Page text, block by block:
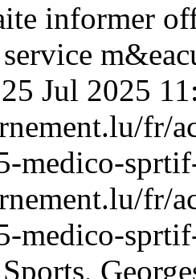
informer
service
Jul 2025
fr/
medico-
fr/
medico-